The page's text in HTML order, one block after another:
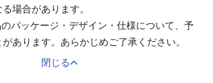
場合があります。
パッケージ・デザイン・仕様について、予
あります。あらかじめご了承ください。
閉じる